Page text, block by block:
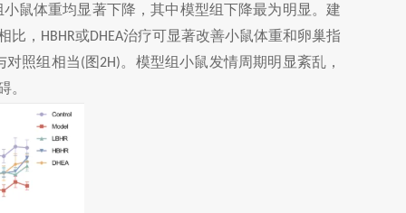
鼠体重均显著下降，其中模型组下降最为明显。建
比， HBHR或DHEA治疗可显著改善小鼠体重和卵巢指
对照组相当(图 2H)。模型组小鼠发情周期明显紊乱，
。